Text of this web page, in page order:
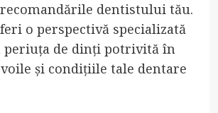
dentistului tău.
o perspectivă specializată
periuța de dinți potrivită în
și condițiile tale dentare